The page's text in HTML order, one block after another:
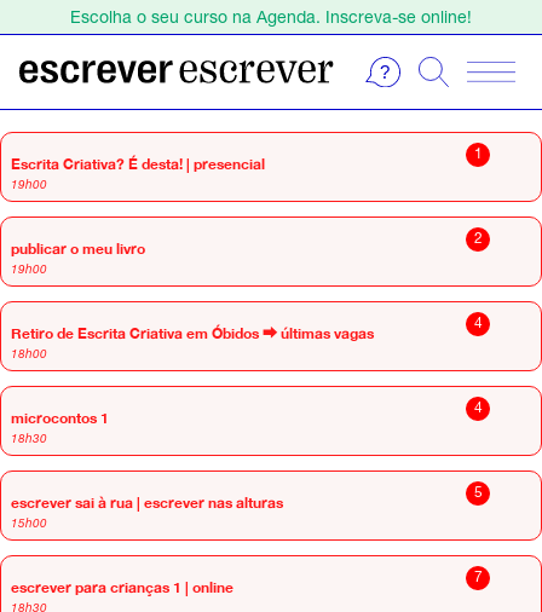
Escolha o seu curso na Agenda. Inscreva-se online!
Escolha o seu curso na Agenda. Inscreva-se online!
setembro 2026
1
Escrita Criativa? É desta! | presencial
19h00
2
publicar o meu livro
19h00
4
Retiro de Escrita Criativa em Óbidos ⮕ últimas vagas
18h00
4
microcontos 1
18h30
5
escrever sai à rua | escrever nas alturas
15h00
7
escrever para crianças 1 | online
18h30